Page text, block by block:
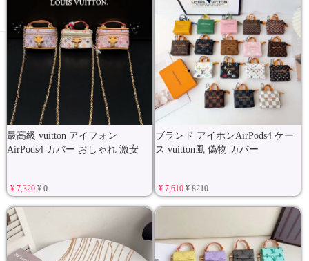
最高級 vuitton アイフォン
AirPods4 カバー おしゃれ 激安
¥ 7,320¥ 0
ブランド アイホンAirPods4 ケー
ス vuitton風 偽物 カバー
¥ 7,610¥ 8210